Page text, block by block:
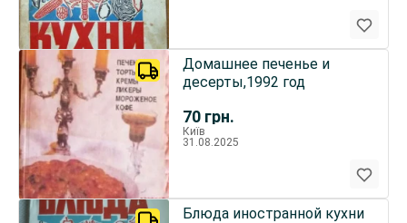
70 грн.
Домашнее печенье и
десерты,1992 год
Київ
31.08.2025
Блюда иностранной кухни